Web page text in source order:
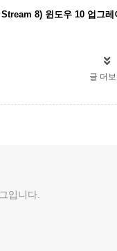
글 더보
입니다.